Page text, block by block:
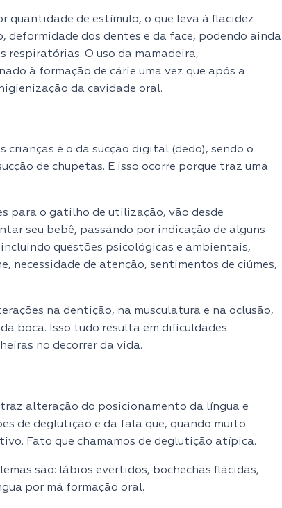
quantidade de estímulo, o que leva à flacidez
deformidade dos dentes e da face, podendo ainda
O uso da mamadeira,
à formação de cárie uma vez que após a
da cavidade oral.
é o da sucção digital (dedo), sendo o
de chupetas. E isso ocorre porque traz uma
para o gatilho de utilização, vão desde
seu bebê, passando por indicação de alguns
questões psicológicas e ambientais,
necessidade de atenção, sentimentos de ciúmes,
na dentição, na musculatura e na oclusão,
boca. Isso tudo resulta em dificuldades
no decorrer da vida.
alteração do posicionamento da língua e
de deglutição e da fala que, quando muito
Fato que chamamos de deglutição atípica.
são: lábios evertidos, bochechas flácidas,
por má formação oral.